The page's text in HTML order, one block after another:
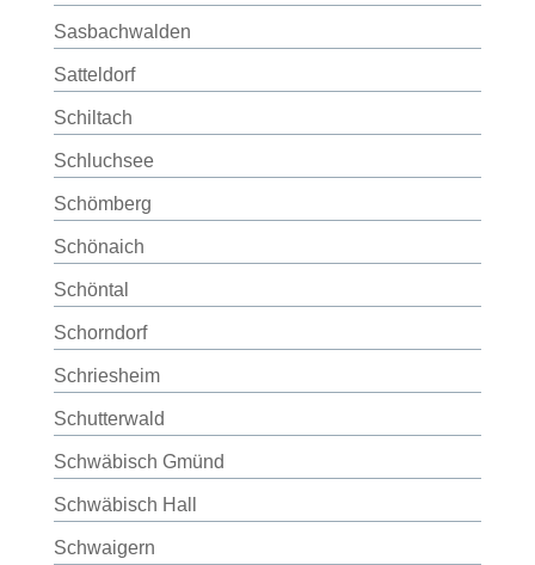
Sasbachwalden
Satteldorf
Schiltach
Schluchsee
Schömberg
Schönaich
Schöntal
Schorndorf
Schriesheim
Schutterwald
Schwäbisch Gmünd
Schwäbisch Hall
Schwaigern